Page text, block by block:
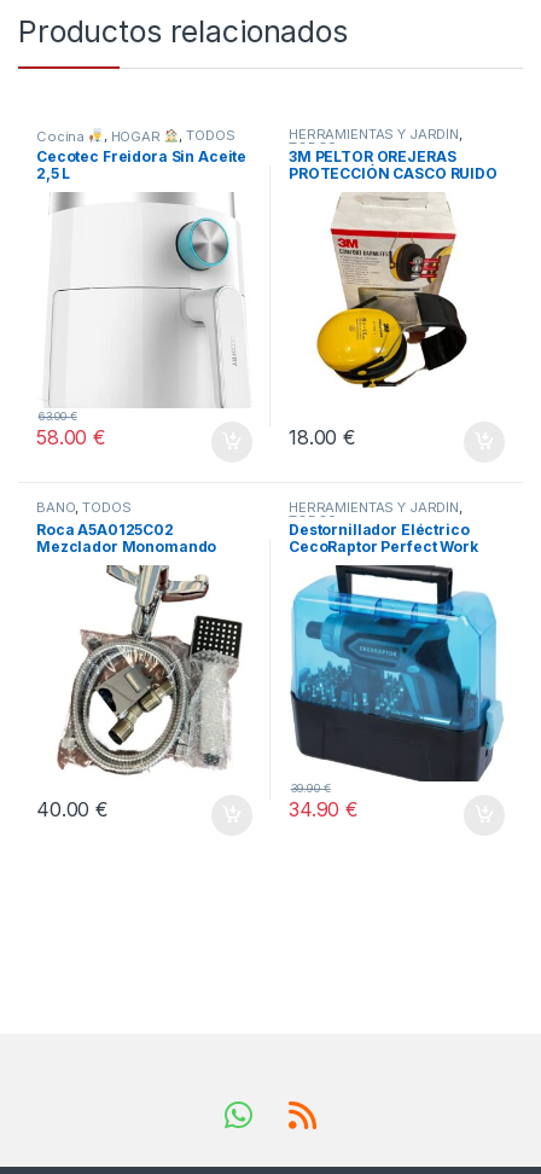
Productos relacionados
Cocina , HOGAR ,TODOS
Cecotec Freidora Sin Aceite
2,5 L
58.00€
63.00€
HERRAMIENTAS Y JARDÍN,
TODOS
3M PELTOR OREJERAS
PROTECCIÓN CASCO RUIDO
-AMARILLO
18.00€
BAÑO,TODOS
Roca A5A0125C02
Mezclador Monomando
Baño-Ducha, Coleccion
Victoria, Cromado
40.00€
HERRAMIENTAS Y JARDÍN,
TODOS
Destornillador Eléctrico
CecoRaptor Perfect Work
360 Advance.
34.90€
39.90€